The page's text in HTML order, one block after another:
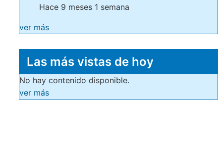
Hace 9 meses 1 semana
ver más
Las más vistas de hoy
No hay contenido disponible.
ver más